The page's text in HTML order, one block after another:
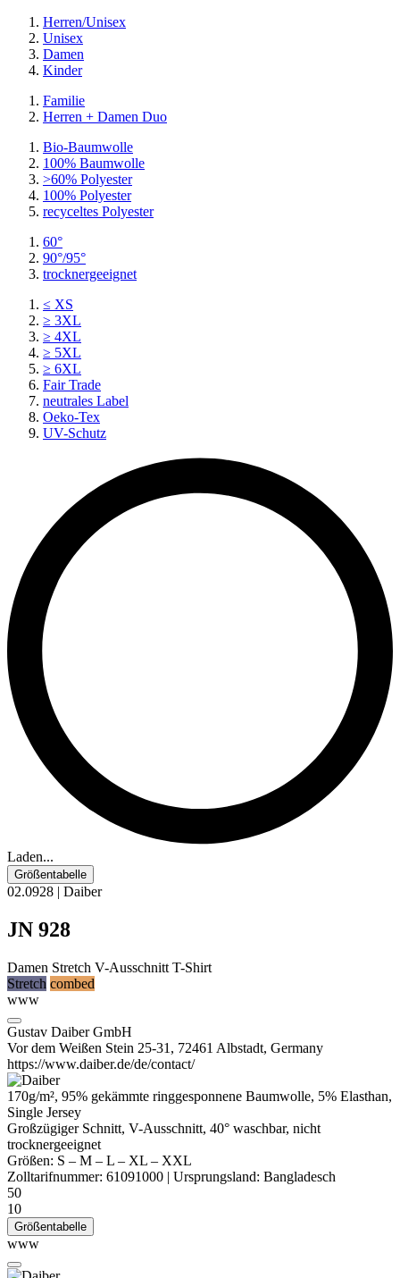
Herren/Unisex
Unisex
Damen
Kinder
Familie
Herren + Damen Duo
Bio-Baumwolle
100% Baumwolle
>60% Polyester
100% Polyester
recyceltes Polyester
60°
90°/95°
trocknergeeignet
≤ XS
≥ 3XL
≥ 4XL
≥ 5XL
≥ 6XL
Fair Trade
neutrales Label
Oeko-Tex
UV-Schutz
Laden...
Größentabelle
02.0928 | Daiber
JN 928
Damen Stretch V-Ausschnitt T-Shirt
Stretch combed
www
Gustav Daiber GmbH
Vor dem Weißen Stein 25-31, 72461 Albstadt, Germany
https://www.daiber.de/de/contact/
170g/m², 95% gekämmte ringgesponnene Baumwolle, 5% Elasthan,
Single Jersey
Großzügiger Schnitt, V-Ausschnitt, 40° waschbar, nicht
trocknergeeignet
Größen: S – M – L – XL – XXL
Zolltarifnummer: 61091000 | Ursprungsland: Bangladesch
50
10
Größentabelle
www